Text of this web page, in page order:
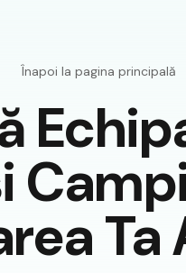
Înapoi la pagina principală
Ta